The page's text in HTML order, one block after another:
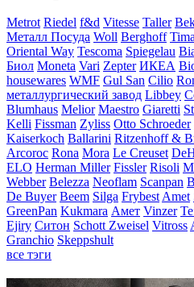
Metrot Riedel f&d Vitesse Taller
Металл Посуда Woll Berghoff Tima
Oriental Way Tescoma Spiegelau
Биол Moneta Vari Zepter ИКЕА
housewares WMF Gul San Cilio
металлургический завод Libbey
Blumhaus Melior Maestro Giaretti
Kelli Fissman Zyliss Otto Schroeder
Kaiserkoch Ballarini Ritzenhoff &
Arcoroc Rona Mora Le Creuset
ELO Herman Miller Fissler Risoli
Webber Belezza Neoflam Scanpan
De Buyer Beem Silga Frybest Amet
GreenPan Kukmara Амет Vinzer
Ejiry Ситон Schott Zweisel Vitross
Granchio Skeppshult
все тэги